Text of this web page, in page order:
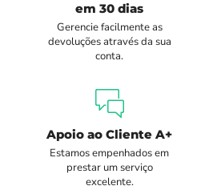
em 30 dias
Gerencie facilmente as
devoluções através da sua
conta.
Apoio ao Cliente A+
Estamos empenhados em
prestar um serviço
excelente.